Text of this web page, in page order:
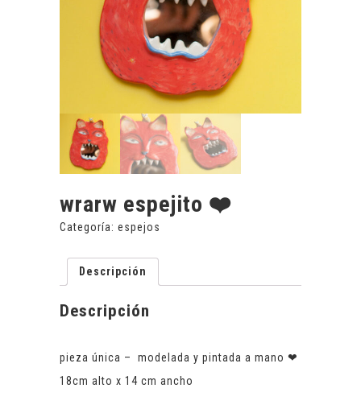
wrarw espejito ❤️
Categoría: espejos
Descripción
Descripción
pieza única – modelada y pintada a mano ❤
18cm alto x 14 cm ancho